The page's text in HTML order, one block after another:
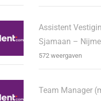
Assistent
Sjamaan –
572 weergaven
Team Manager